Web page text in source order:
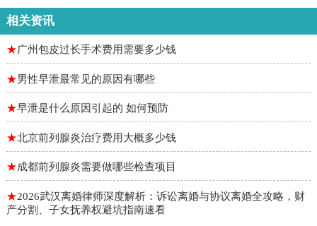
相关资讯
★广州包皮过长手术费用需要多少钱
★男性早泄最常见的原因有哪些
★早泄是什么原因引起的 如何预防
★北京前列腺炎治疗费用大概多少钱
★成都前列腺炎需要做哪些检查项目
★2026武汉离婚律师深度解析：诉讼离婚与协议离婚全攻略，财
产分割、子女抚养权避坑指南速看